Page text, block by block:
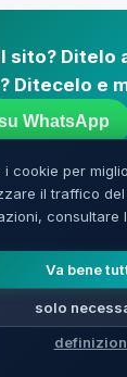
sito? Ditelo
Ditecelo e
WhatsApp
💬
cookie per
il traffico
consultare
Va bene
solo